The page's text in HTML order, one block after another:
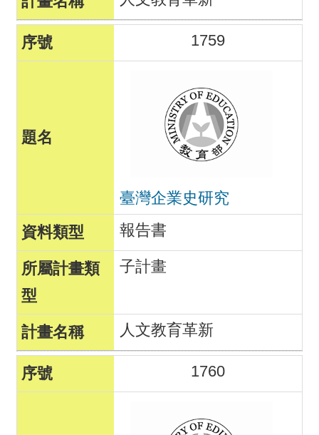
1759
臺灣企業史研究
報告書
子計畫
人文教育革新
1760